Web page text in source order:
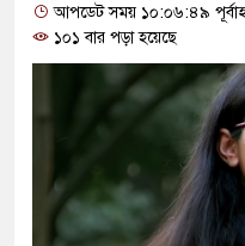
স্মারকলিপি
চায় ভারত: রাশেদ প্রধান
মাস্টারমাইন্ড ওয়াসিম হালদার
আপডেট সময় ১০:০৬:৪৯
১০১ বার পড়া হয়েছে